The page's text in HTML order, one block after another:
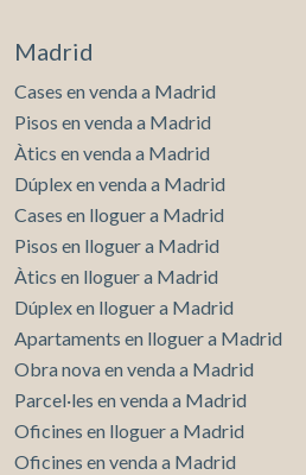
Madrid
Cases en venda a Madrid
Pisos en venda a Madrid
Àtics en venda a Madrid
Dúplex en venda a Madrid
Cases en lloguer a Madrid
Pisos en lloguer a Madrid
Àtics en lloguer a Madrid
Dúplex en lloguer a Madrid
Apartaments en lloguer a Madrid
Obra nova en venda a Madrid
Parcel·les en venda a Madrid
Oficines en lloguer a Madrid
Oficines en venda a Madrid